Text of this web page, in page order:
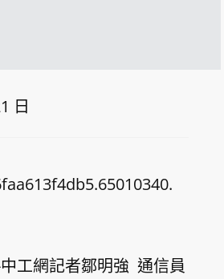
日
網記者鄒明強 通信員